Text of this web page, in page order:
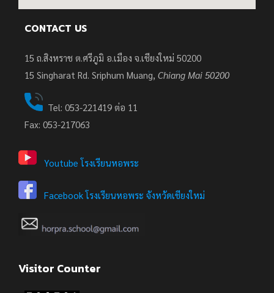
CONTACT US
15 ถ.สิงหราช ต.ศรีภูมิ อ.เมือง จ.เชียงใหม่ 50200
15 Singharat Rd. Sriphum Muang, Chiang Mai 50200
Tel: 053-221419 ต่อ 11
Fax: 053-217063
Youtube โรงเรียนหอพระ
Facebook โรงเรียนหอพระ จังหวัดเชียงใหม่
Visitor Counter